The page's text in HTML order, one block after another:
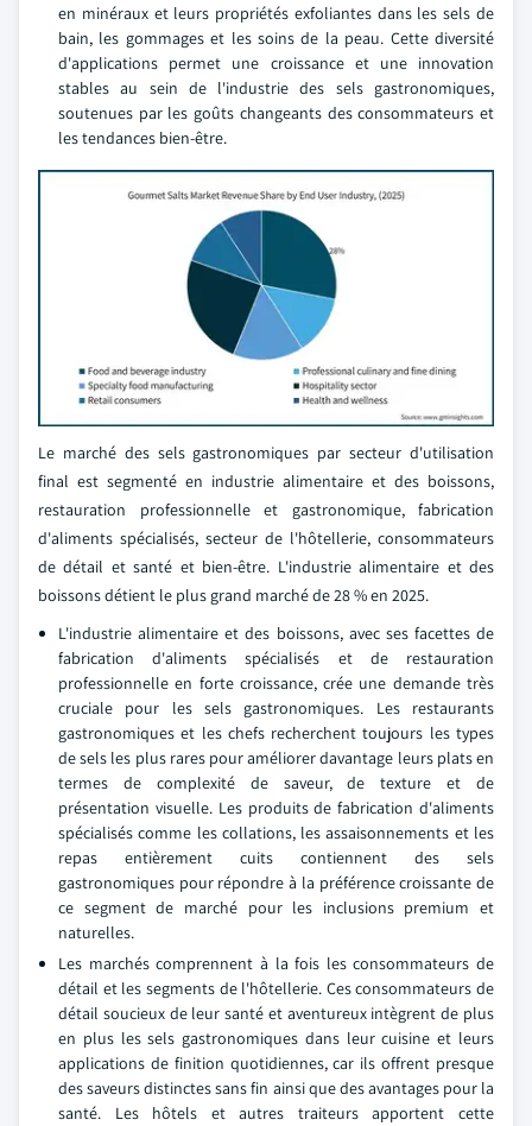
en minéraux et leurs propriétés exfoliantes dans les sels de
bain, les gommages et les soins de la peau. Cette diversité
d'applications permet une croissance et une innovation
stables au sein de l'industrie des sels gastronomiques,
soutenues par les goûts changeants des consommateurs et
les tendances bien-être.
Le marché des sels gastronomiques par secteur d'utilisation
final est segmenté en industrie alimentaire et des boissons,
restauration professionnelle et gastronomique, fabrication
d'aliments spécialisés, secteur de l'hôtellerie, consommateurs
de détail et santé et bien-être. L'industrie alimentaire et des
boissons détient le plus grand marché de 28 % en 2025.
L'industrie alimentaire et des boissons, avec ses facettes de
fabrication d'aliments spécialisés et de restauration
professionnelle en forte croissance, crée une demande très
cruciale pour les sels gastronomiques. Les restaurants
gastronomiques et les chefs recherchent toujours les types
de sels les plus rares pour améliorer davantage leurs plats en
termes de complexité de saveur, de texture et de
présentation visuelle. Les produits de fabrication d'aliments
spécialisés comme les collations, les assaisonnements et les
repas entièrement cuits contiennent des sels
gastronomiques pour répondre à la préférence croissante de
ce segment de marché pour les inclusions premium et
naturelles.
Les marchés comprennent à la fois les consommateurs de
détail et les segments de l'hôtellerie. Ces consommateurs de
détail soucieux de leur santé et aventureux intègrent de plus
en plus les sels gastronomiques dans leur cuisine et leurs
applications de finition quotidiennes, car ils offrent presque
des saveurs distinctes sans fin ainsi que des avantages pour la
santé. Les hôtels et autres traiteurs apportent cette